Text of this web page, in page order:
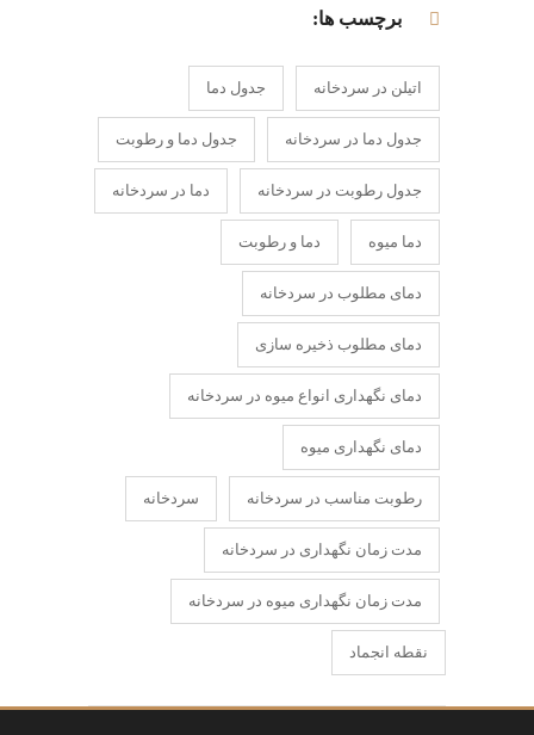
برچسب ها:
اتیلن در سردخانه جدول دما
جدول دما در سردخانه جدول دما و رطوبت
جدول رطوبت در سردخانه دما در سردخانه
دما میوه دما و رطوبت
دمای مطلوب در سردخانه
دمای مطلوب ذخیره سازی
دمای نگهداری انواع میوه در سردخانه
دمای نگهداری میوه
رطوبت مناسب در سردخانه سردخانه
مدت زمان نگهداری در سردخانه
مدت زمان نگهداری میوه در سردخانه
نقطه انجماد